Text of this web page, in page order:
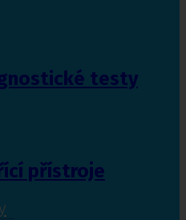
testy
přístroje